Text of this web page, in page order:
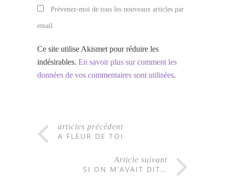
Prévenez-moi de tous les nouveaux articles par
email.
Ce site utilise Akismet pour réduire les
indésirables. En savoir plus sur comment les
données de vos commentaires sont utilisées.
articles précédent
A FLEUR DE TOI
Article suivant
SI ON M’AVAIT DIT…